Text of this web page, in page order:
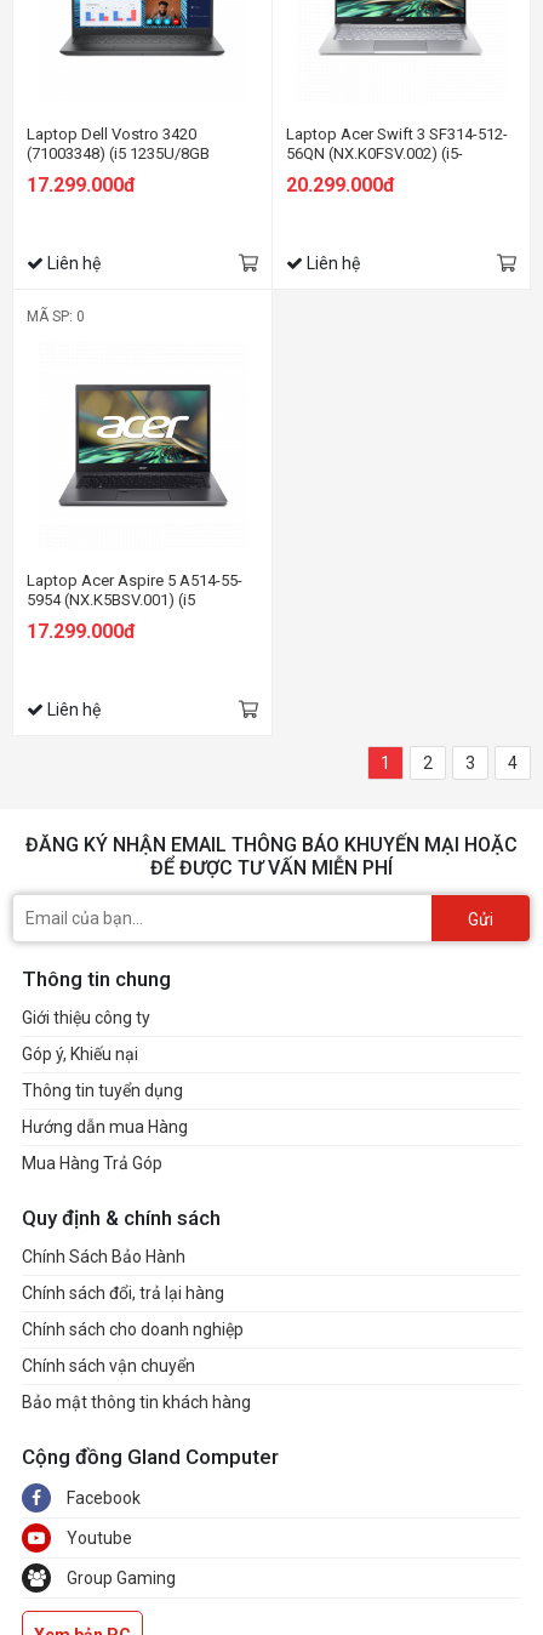
Laptop Dell Vostro 3420
(71003348) (i5 1235U/8GB
RAM/512GB SSD/14.0 inch
FHD/Win11/Office HS21/Xám)
17.299.000đ
Liên hệ
Laptop Acer Swift 3 SF314-512-
56QN (NX.K0FSV.002) (i5-
1240P/16GB RAM/512GB
SSD/14.0 inch QHD
20.299.000đ
Liên hệ
MÃ SP: 0
Laptop Acer Aspire 5 A514-55-
5954 (NX.K5BSV.001) (i5
SSD/14.0 inch FHD/Win11/Xám)
17.299.000đ
Liên hệ
1 2 3 4
ĐĂNG KÝ NHẬN EMAIL THÔNG BÁO KHUYẾN MẠI HOẶC
ĐỂ ĐƯỢC TƯ VẤN MIỄN PHÍ
Gửi
Thông tin chung
Giới thiệu công ty
Góp ý, Khiếu nại
Thông tin tuyển dụng
Hướng dẫn mua Hàng
Mua Hàng Trả Góp
Quy định & chính sách
Chính Sách Bảo Hành
Chính sách đổi, trả lại hàng
Chính sách cho doanh nghiệp
Chính sách vận chuyển
Bảo mật thông tin khách hàng
Cộng đồng Gland Computer
Facebook
Youtube
Group Gaming